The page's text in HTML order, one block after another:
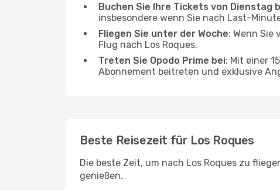
Buchen Sie Ihre Tickets von Dienstag
insbesondere wenn Sie nach Last-
Fliegen Sie unter der Woche: Wenn Sie
Flug nach Los Roques.
Treten Sie Opodo Prime bei: Mit einer
Abonnement beitreten und exklusive
Beste Reisezeit für Los Roques
Die beste Zeit, um nach Los Roques zu
genießen.